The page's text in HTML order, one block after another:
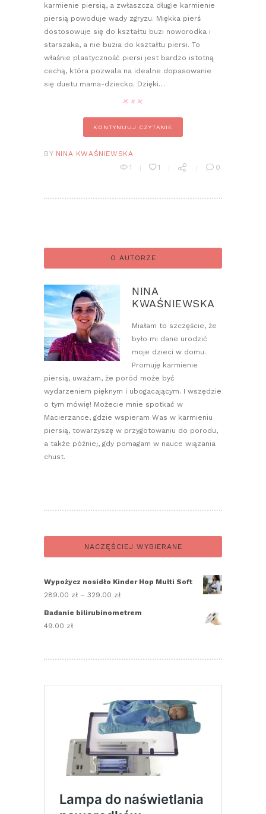
karmienie piersią, a zwłaszcza długie karmienie
piersią powoduje wady zgryzu. Miękka pierś
dostosowuje się do kształtu buzi noworodka i
starszaka, a nie buzia do kształtu piersi. To
właśnie plastyczność piersi jest bardzo istotną
cechą, która pozwala na idealne dopasowanie
się duetu mama-dziecko. Dzięki…
KONTYNUUJ CZYTANIE
BY NINA KWAŚNIEWSKA
1
1 0
O AUTORZE
NINA
KWAŚNIEWSKA
Miałam to szczęście, że
było mi dane urodzić
moje dzieci w domu.
Promuję karmienie
piersią, uważam, że poród może być
wydarzeniem pięknym i ubogacającym. I wszędzie
o tym mówię! Możecie mnie spotkać w
Macierzance, gdzie wspieram Was w karmieniu
piersią, towarzyszę w przygotowaniu do porodu,
a także później, gdy pomagam w nauce wiązania
chust.
NACZĘŚCIEJ WYBIERANE
Wypożycz nosidło Kinder Hop Multi Soft
289.00 zł – 329.00 zł
329.00 zł
Badanie bilirubinometrem
49.00 zł